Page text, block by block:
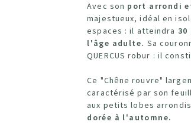
Avec son port arrondi
majestueux, idéal en
espaces : il atteindra 30
l'âge adulte. Sa
QUERCUS robur : il
Ce "Chêne rouvre"
caractérisé par son
aux petits lobes
dorée à l'automne.